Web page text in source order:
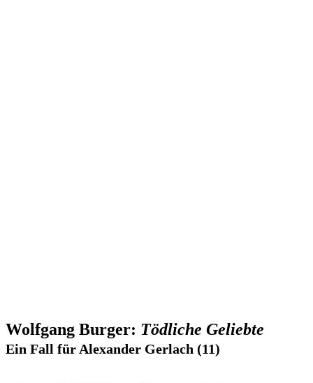
Wolfgang Burger: Tödliche Geliebte
Ein Fall für Alexander Gerlach (11)